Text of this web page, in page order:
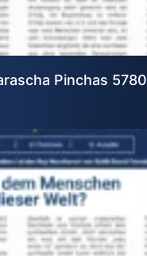
Pinchas 5780